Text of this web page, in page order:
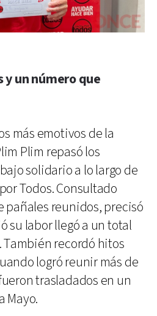
y un número que
más emotivos de la
Plim repasó los
solidario a lo largo de
Todos. Consultado
pañales reunidos, precisó
su labor llegó a un total
También recordó hitos
logró reunir más de
trasladados en un
Mayo.